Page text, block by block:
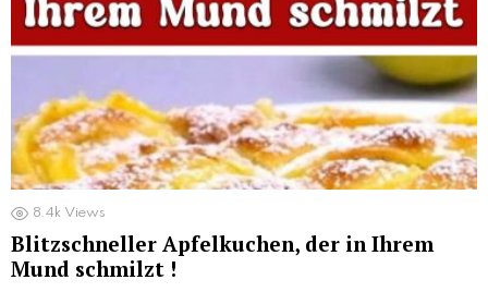
8.4k Views
Blitzschneller Apfelkuchen, der in Ihrem
Mund schmilzt !